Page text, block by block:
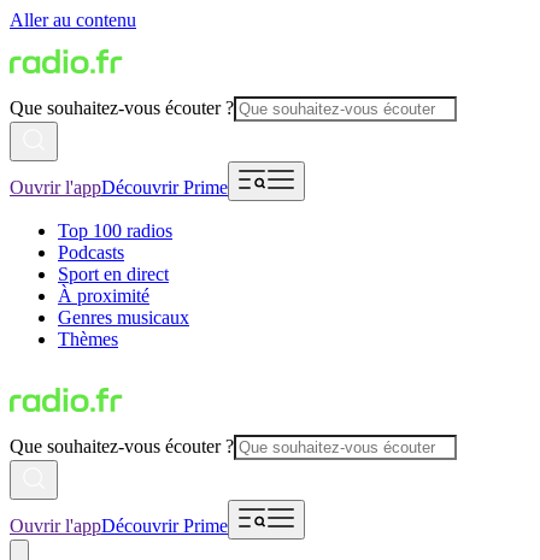
Aller au contenu
Que souhaitez-vous écouter ?
Ouvrir l'appDécouvrir Prime
Top 100 radios
Podcasts
Sport en direct
À proximité
Genres musicaux
Thèmes
Que souhaitez-vous écouter ?
Ouvrir l'appDécouvrir Prime